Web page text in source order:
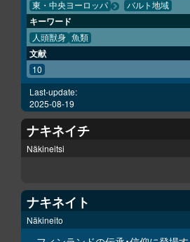
東・中央ヨーロッパ バルト地域
キーワード
人頭獣身 魚類
文献
10
Last-update:
2025-08-19
ナキネイチ
Näkineitsi
ナキネイト
Näkineito